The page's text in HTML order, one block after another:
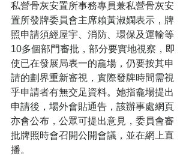
私營骨灰安置所事務專員兼私營骨灰安
置所發牌委員會主席賴黃淑嫻表示，牌
照申請須經屋宇、消防、環保及運輸等
10多個部門審批，部分要實地視察，即
使已在發展局表一的龕場，仍要按其申
請的劃界重新審視，實際發牌時間需視
乎申請者有無交足資料。她指龕場提出
申請後，場外會貼通告，該辦事處網頁
亦會公布，公眾可提出意見，委員會審
批牌照時會召開公開會議，並在網上直
播。